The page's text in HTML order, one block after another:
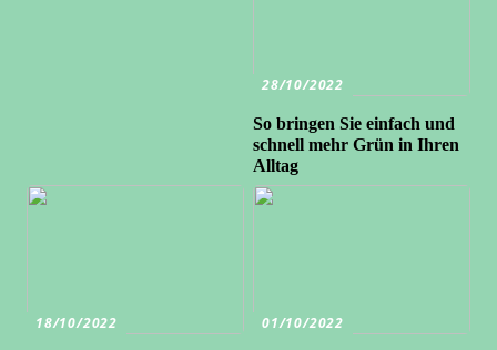
28/10/2022
So bringen Sie einfach und
schnell mehr Grün in Ihren
Alltag
18/10/2022 01/10/2022